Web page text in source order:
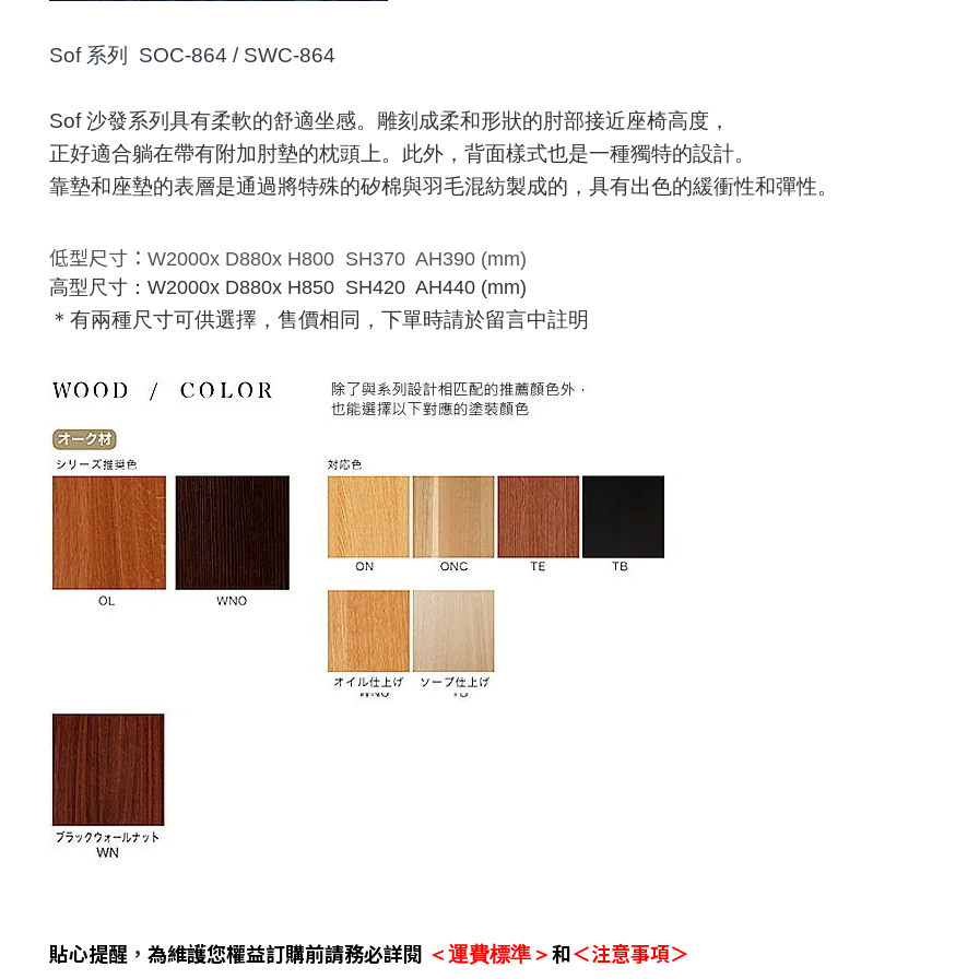
Sof 系列 SOC-864 / SWC-864
Sof沙發系列具有柔軟的舒適坐感。 雕刻成柔和形狀的肘部接近座椅高度，
正好適合躺在帶有附加肘墊的枕頭上。此外，背面樣式也是一種獨特的設計。
靠墊和座墊的表層是通過將特殊的矽棉與羽毛混紡製成的，具有出色的緩衝性和彈性。
低型尺寸： W2000x D880x H800 SH370 AH390 (mm)
高型尺寸： W2000x D880x H850 SH420 AH440 (mm)
＊有兩種尺寸可供選擇，售價相同，下單時請於留言中註明
貼心提醒 ， 為維護您權益訂購前請務必詳閱 ＜運費標準＞和＜注意事項＞